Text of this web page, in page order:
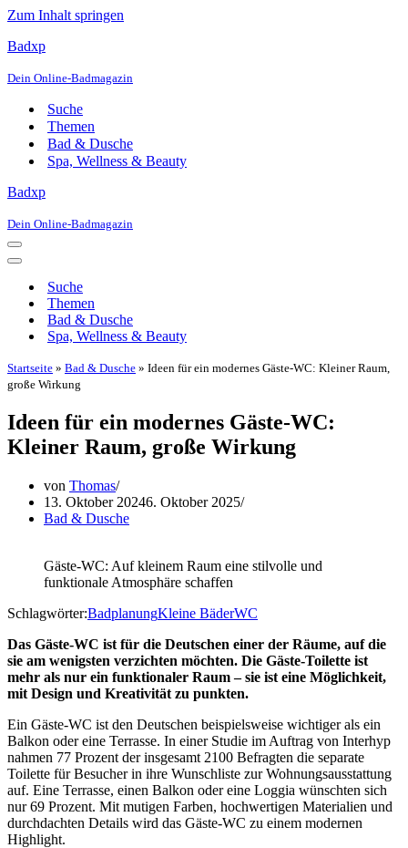
Zum Inhalt springen
Badxp
Dein Online-Badmagazin
Suche
Themen
Bad & Dusche
Spa, Wellness & Beauty
Badxp
Dein Online-Badmagazin
Navigationsmenü
Navigationsmenü
Suche
Themen
Bad & Dusche
Spa, Wellness & Beauty
Startseite » Bad & Dusche » Ideen für ein modernes Gäste-WC: Kleiner Raum,
große Wirkung
Ideen für ein modernes Gäste-WC:
Kleiner Raum, große Wirkung
von Thomas
13. Oktober 20246. Oktober 2025
Bad & Dusche
Gäste-WC: Auf kleinem Raum eine stilvolle und
funktionale Atmosphäre schaffen
Schlagwörter:BadplanungKleine BäderWC
Das Gäste-WC ist für die Deutschen einer der Räume, auf die
sie am wenigsten verzichten möchten. Die Gäste-Toilette ist
mehr als nur ein funktionaler Raum – sie ist eine Möglichkeit,
mit Design und Kreativität zu punkten.
Ein Gäste-WC ist den Deutschen beispielsweise wichtiger als ein
Balkon oder eine Terrasse. In einer Studie im Auftrag von Interhyp
nahmen 77 Prozent der insgesamt 2100 Befragten die separate
Toilette für Besucher in ihre Wunschliste zur Wohnungsausstattung
auf. Eine Terrasse, einen Balkon oder eine Loggia wünschten sich
nur 69 Prozent. Mit mutigen Farben, hochwertigen Materialien und
durchdachten Details wird das Gäste-WC zu einem modernen
Highlight.